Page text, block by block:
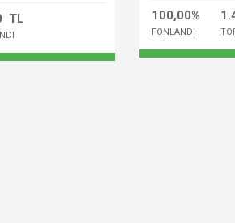
TL 100,00%
FONLANDI